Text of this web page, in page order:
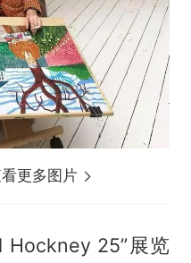
更多图片
Hockney 25”展览